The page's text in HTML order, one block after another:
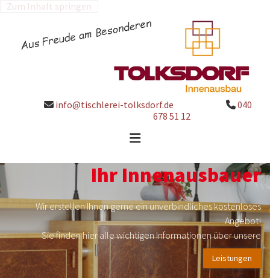
Zum Inhalt springen
 info@tischlerei-tolksdorf.de 040
678 51 12
Ihr Innenausbauer
Wir erstellen Ihnen gerne ein unverbindliches kostenloses
Angebot!
Sie finden hier alle wichtigen Informationen über unsere
Leistungen